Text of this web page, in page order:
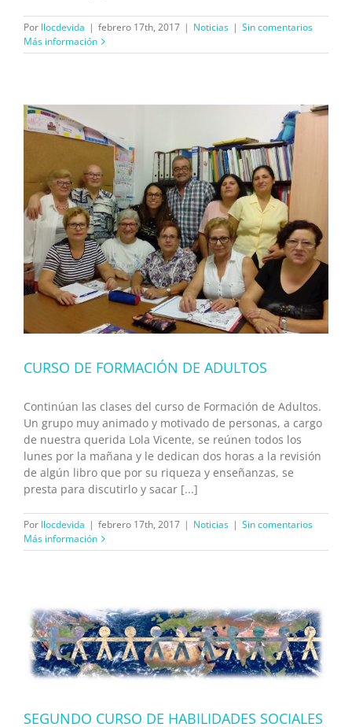
Por llocdevida | febrero 17th, 2017 | Noticias | Sin comentarios
Más información
CURSO DE FORMACIÓN DE ADULTOS
Continúan las clases del curso de Formación de Adultos.
Un grupo muy animado y motivado de personas, a cargo
de nuestra querida Lola Vicente, se reúnen todos los
lunes por la mañana y le dedican dos horas a la revisión
de algún libro que por su riqueza y enseñanzas, se
presta para discutirlo y sacar [...]
Por llocdevida | febrero 17th, 2017 | Noticias | Sin comentarios
Más información
SEGUNDO CURSO DE HABILIDADES SOCIALES